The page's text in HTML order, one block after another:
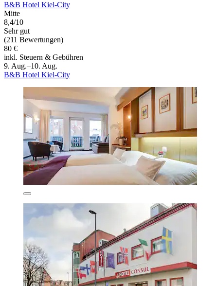
B&B Hotel Kiel-City
Mitte
8,4/10
Sehr gut
(211 Bewertungen)
80 €
inkl. Steuern & Gebühren
9. Aug.–10. Aug.
B&B Hotel Kiel-City